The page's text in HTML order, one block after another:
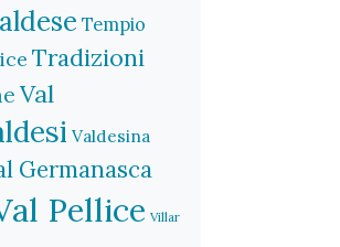
Tempio
Tradizioni
Val
Valdesina
Germanasca
Pellice Villar